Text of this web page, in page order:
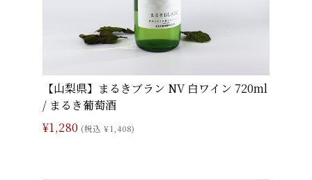
【山梨県】まるきブラン NV 白ワイン 720ml
/ まるき葡萄酒
¥1,280 (税込 ¥1,408)